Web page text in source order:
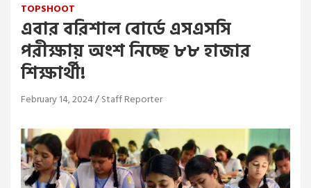
TOPSHOOT
এবার বরিশাল বোর্ডে এসএসসি
পরীক্ষায় অংশ নিচ্ছে ৮৮ হাজার
শিক্ষার্থী!
February 14, 2024 Staff Reporter